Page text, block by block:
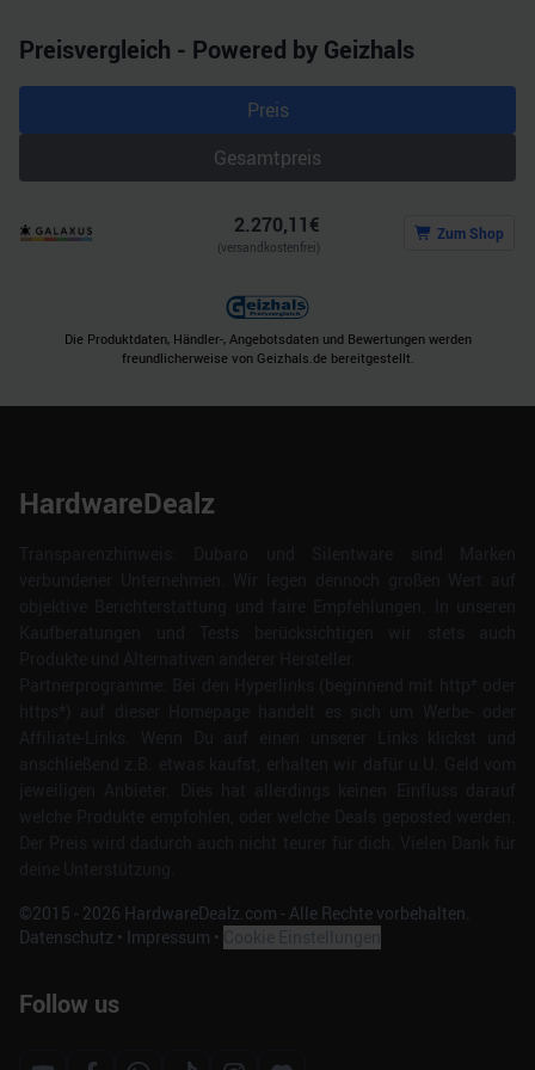
Preisvergleich - Powered by Geizhals
Preis
Gesamtpreis
2.270,11€
(versandkostenfrei)
Zum Shop
Die Produktdaten, Händler-, Angebotsdaten und Bewertungen werden
freundlicherweise von Geizhals.de bereitgestellt.
HardwareDealz
©2015 - 2026 HardwareDealz.com - Alle Rechte vorbehalten.
Datenschutz • Impressum •
Follow us